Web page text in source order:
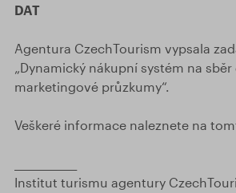
DAT
Agentura CzechTourism vypsala
„Dynamický nákupní systém na sběr
marketingové průzkumy“.
Veškeré informace naleznete na
Institut turismu agentury